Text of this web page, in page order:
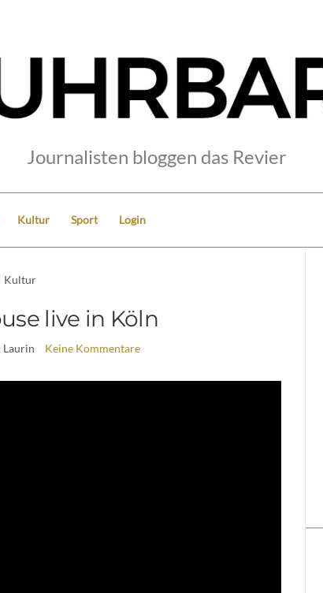
Journalisten bloggen das Revier
Kultur Sport Login
Kultur
live in Köln
Laurin Keine Kommentare